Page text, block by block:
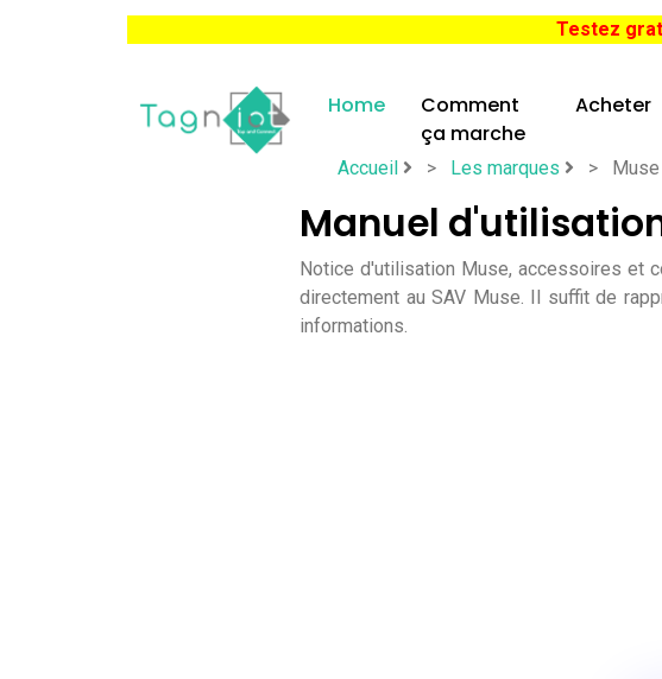
Testez
Home
Comment
ça marche
Acheter
Accueil > Les marques > Muse
Manuel
Notice d'utilisation Muse, accessoires et
directement au SAV Muse. Il suffit de
informations.